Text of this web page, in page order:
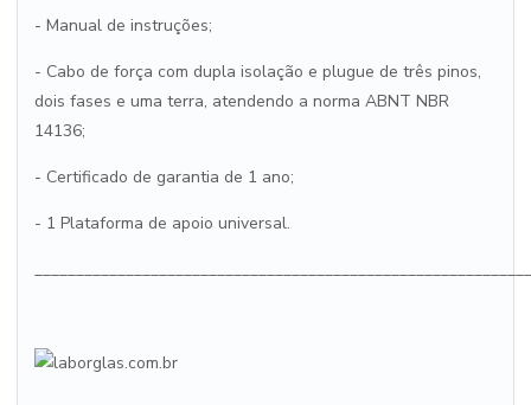
- Manual de instruções;
- Cabo de força com dupla isolação e plugue de três pinos,
dois fases e uma terra, atendendo a norma ABNT NBR
14136;
- Certificado de garantia de 1 ano;
- 1 Plataforma de apoio universal.